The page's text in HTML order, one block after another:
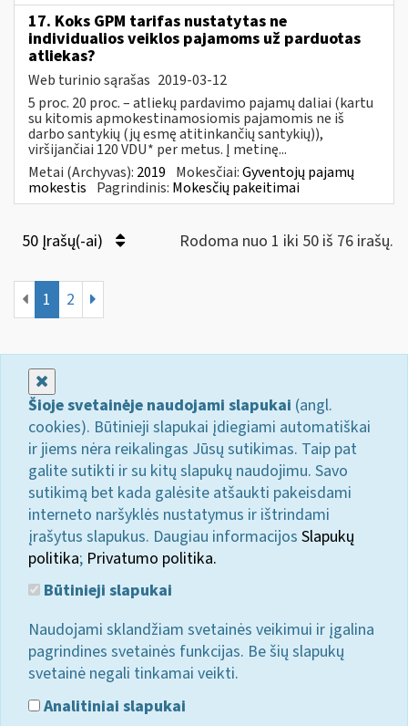
17. Koks GPM tarifas nustatytas ne
individualios veiklos pajamoms už parduotas
atliekas?
Web turinio sąrašas 2019-03-12
5 proc. 20 proc. – atliekų pardavimo pajamų daliai (kartu
su kitomis apmokestinamosiomis pajamomis ne iš
darbo santykių (jų esmę atitinkančių santykių)),
viršijančiai 120 VDU* per metus. Į metinę...
Metai (Archyvas): 2019 Mokesčiai:Gyventojų pajamų
mokestis Pagrindinis: Mokesčių pakeitimai
50 Įrašų(-ai) Rodoma nuo 1 iki 50 iš 76 irašų.
1 2
Šioje svetainėje naudojami slapukai (angl.
cookies). Būtinieji slapukai įdiegiami automatiškai
ir jiems nėra reikalingas Jūsų sutikimas. Taip pat
galite sutikti ir su kitų slapukų naudojimu. Savo
sutikimą bet kada galėsite atšaukti pakeisdami
interneto naršyklės nustatymus ir ištrindami
įrašytus slapukus. Daugiau informacijos Slapukų
politika; Privatumo politika.
Būtinieji slapukai
Naudojami sklandžiam svetainės veikimui ir įgalina
pagrindines svetainės funkcijas. Be šių slapukų
svetainė negali tinkamai veikti.
Analitiniai slapukai